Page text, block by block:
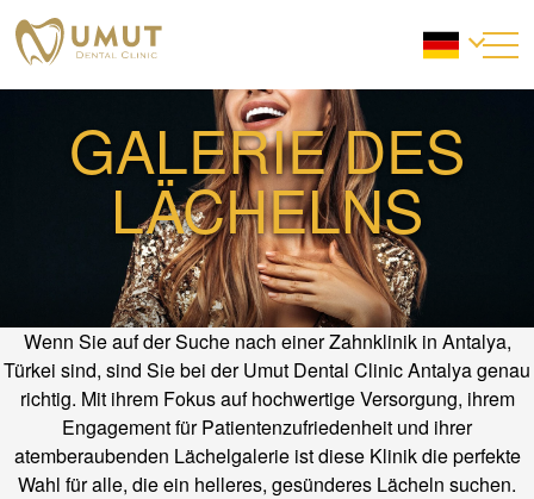
GALERIE DES
LÄCHELNS
Wenn Sie auf der Suche nach einer Zahnklinik in Antalya,
Türkei sind, sind Sie bei der Umut Dental Clinic Antalya genau
richtig. Mit ihrem Fokus auf hochwertige Versorgung, ihrem
Engagement für Patientenzufriedenheit und ihrer
atemberaubenden Lächelgalerie ist diese Klinik die perfekte
Wahl für alle, die ein helleres, gesünderes Lächeln suchen.